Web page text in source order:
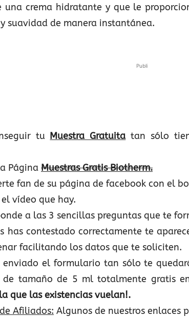
una crema hidratante y que le
suavidad de manera instantánea.
Publi
tu Muestra Gratuita tan sólo
Página Muestras Gratis Biotherm.
fan de su página de facebook con el
vídeo que hay.
a las 3 sencillas preguntas que te
has contestado correctamente te
facilitando los datos que te soliciten.
enviado el formulario tan sólo te
de tamaño de 5 ml totalmente gratis
que las existencias vuelan!.
Afiliados: Algunos de nuestros enlaces